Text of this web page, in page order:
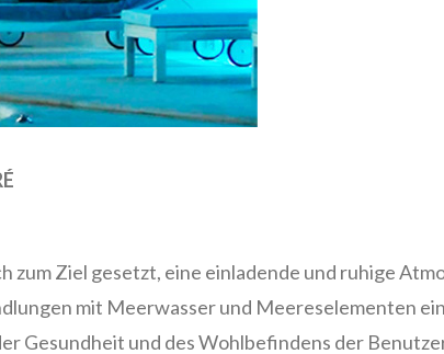
zum Ziel gesetzt, eine einladende und ruhige
mit Meerwasser und Meereselementen
Gesundheit und des Wohlbefindens der